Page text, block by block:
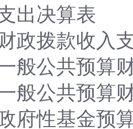
出决算表
政拨款收入
般公共预算
般公共预算
府性基金预